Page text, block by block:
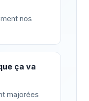
nos
ça va
majorées